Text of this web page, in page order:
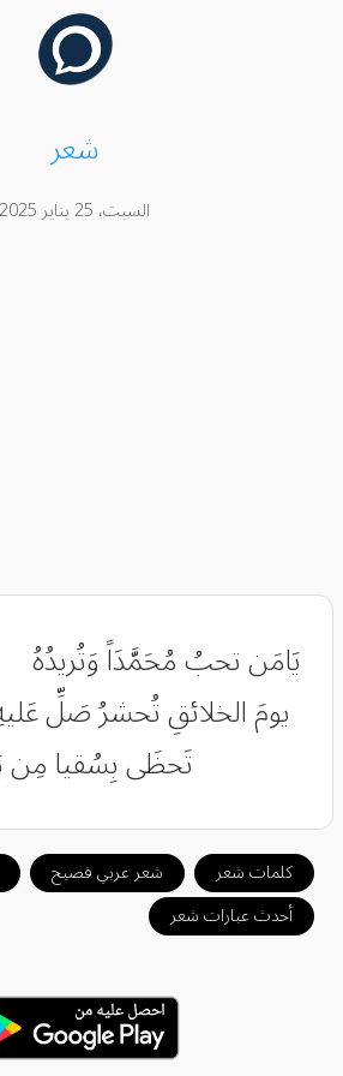
شعر
السبت، 25 يناير 2025
‏يَامَن تحبُ مُحَمَّدَاً
يومَ الخلائقِ تُحشرُ صَلِّ عَليهِ
تَحظَى بِسُقيا مِن
كلمات شعر شعر عربي فصيح
أحدث عبارات شعر